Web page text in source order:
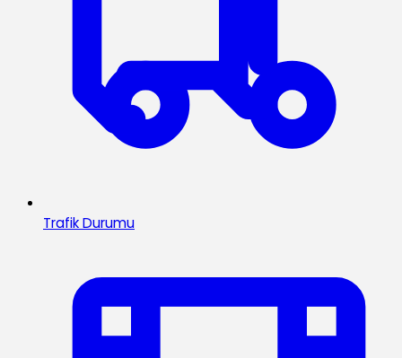
Trafik Durumu